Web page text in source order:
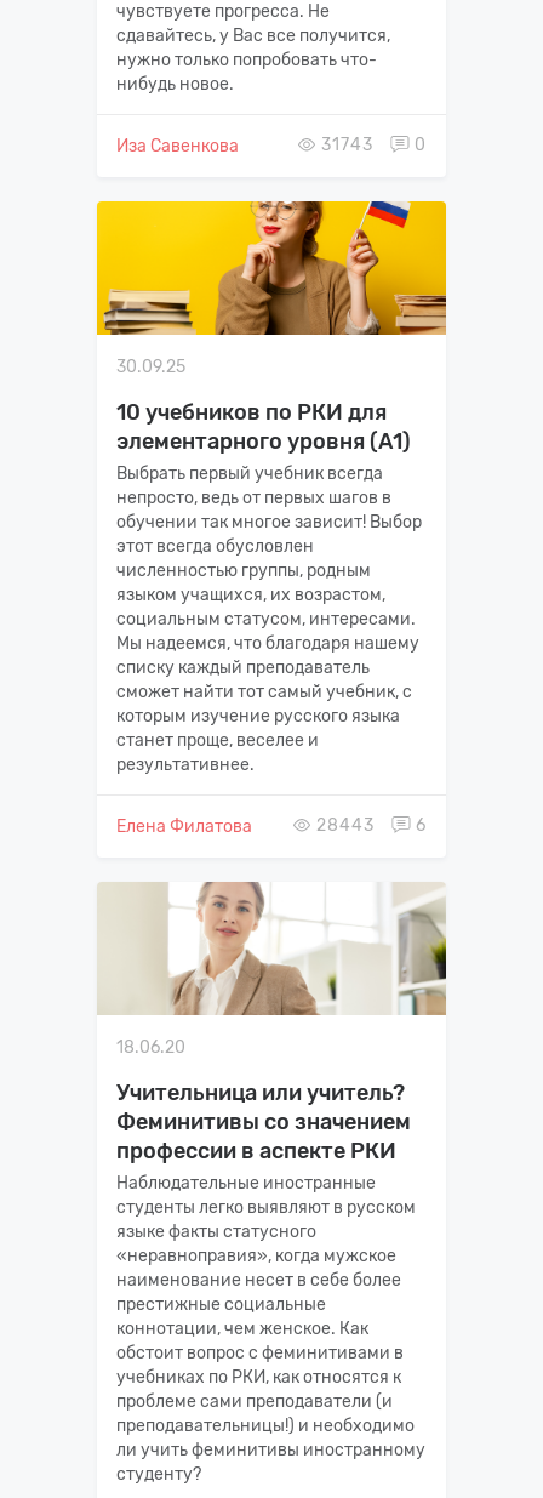
чувствуете прогресса. Не
сдавайтесь, у Вас все получится,
нужно только попробовать что-
нибудь новое.
Иза Савенкова 31743 0
30.09.25
10 учебников по РКИ для
элементарного уровня (А1)
Выбрать первый учебник всегда
непросто, ведь от первых шагов в
обучении так многое зависит! Выбор
этот всегда обусловлен
численностью группы, родным
языком учащихся, их возрастом,
социальным статусом, интересами.
Мы надеемся, что благодаря нашему
списку каждый преподаватель
сможет найти тот самый учебник, с
которым изучение русского языка
станет проще, веселее и
результативнее.
Елена Филатова 28443 6
18.06.20
Учительница или учитель?
Феминитивы со значением
профессии в аспекте РКИ
Наблюдательные иностранные
студенты легко выявляют в русском
языке факты статусного
«неравноправия», когда мужское
наименование несет в себе более
престижные социальные
коннотации, чем женское. Как
обстоит вопрос с феминитивами в
учебниках по РКИ, как относятся к
проблеме сами преподаватели (и
преподавательницы!) и необходимо
ли учить феминитивы иностранному
студенту?